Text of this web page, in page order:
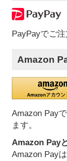
PayPayでご
Amazon
Amazon Pay
ます。
Amazon Pay
Amazon Pay